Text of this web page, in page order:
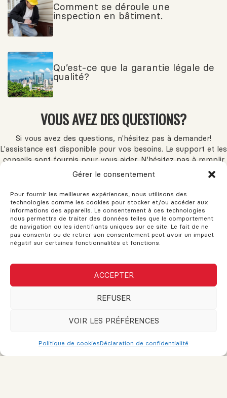
Gérer le consentement
Pour fournir les meilleures expériences, nous utilisons des
technologies comme les cookies pour stocker et/ou accéder aux
informations des appareils. Le consentement à ces technologies
nous permettra de traiter des données telles que le comportement
de navigation ou les identifiants uniques sur ce site. Le fait de ne
pas consentir ou de retirer son consentement peut avoir un impact
négatif sur certaines fonctionnalités et fonctions.
ACCEPTER
REFUSER
VOIR LES PRÉFÉRENCES
Politique de cookiesDéclaration de confidentialité
Comment se déroule une
inspection en bâtiment.
Qu’est-ce que la garantie légale de
qualité?
VOUS AVEZ DES QUESTIONS?
Si vous avez des questions, n'hésitez pas à demander!
L'assistance est disponible pour vos besoins. Le support et les
conseils sont fournis pour vous aider. N'hésitez pas à remplir
ce formulaire et une réponse sera envoyée dès que possible.
Nom
Courriel ou téléphone
Je consens à recevoir des courriels de marketing et de service